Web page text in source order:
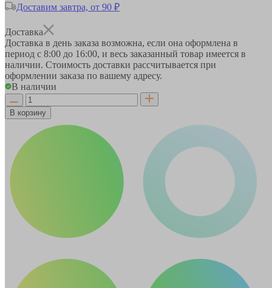
Доставим завтра, от 90 ₽
Доставка
Доставка в день заказа возможна, если она оформлена в
период с 8:00 до 16:00, и весь заказанный товар имеется в
наличии. Стоимость доставки рассчитывается при
оформлении заказа по вашему адресу.
В наличии
В корзину